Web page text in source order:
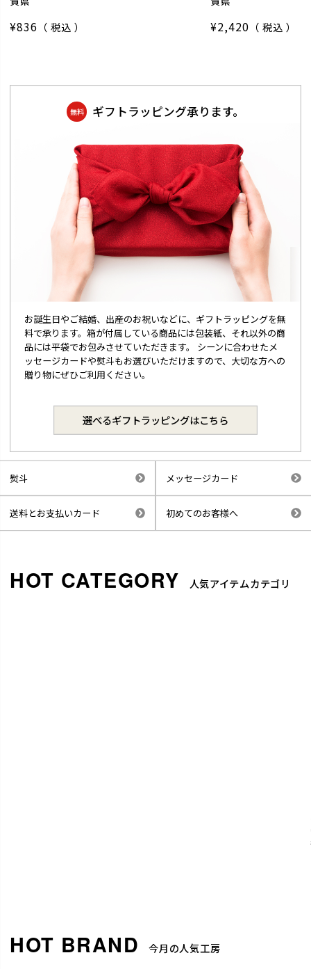
¥836 税込 ¥2,420 税込
無料 ギフトラッピング承ります。
お誕生日やご結婚、出産のお祝いなどに、ギフトラッピングを無
料で承ります。箱が付属している商品には包装紙、それ以外の商
品には平袋でお包みさせていただきます。 シーンに合わせたメ
ッセージカードや熨斗もお選びいただけますので、大切な方への
贈り物にぜひご利用ください。
選べるギフトラッピングはこちら
熨斗 メッセージカード
送料とお支払いカード 初めてのお客様へ
人気アイテムカテゴリ
今月の人気工房